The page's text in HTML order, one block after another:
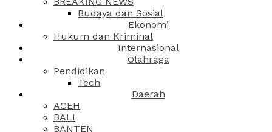
Budaya dan Sosial
Ekonomi
Hukum dan Kriminal
Internasional
Olahraga
Pendidikan
Tech
Daerah
ACEH
BALI
BANTEN